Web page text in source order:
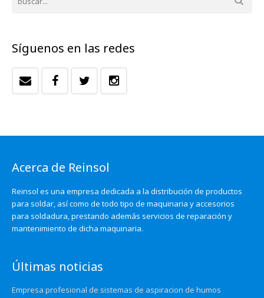
Síguenos en las redes
Acerca de Reinsol
Reinsol es una empresa dedicada a la distribución de productos
para soldar, así como de todo tipo de maquinaria y accesorios
para soldadura, prestando además servicios de reparación y
mantenimiento de dicha maquinaria.
Últimas noticias
Empresa profesional de sistemas de aspiracion de humos